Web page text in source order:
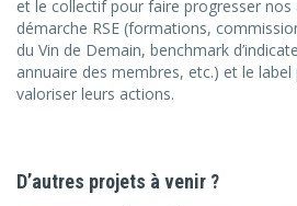
et le collectif pour faire progresser nos
démarche RSE (formations,
du Vin de Demain, benchmark
annuaire des membres, etc.) et le
valoriser leurs actions.
D’autres projets à venir ?